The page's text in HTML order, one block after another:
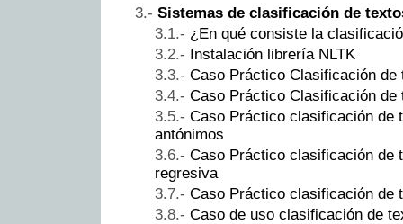
Sistemas de clasificación de
¿En qué consiste la
Instalación librería NLTK
Caso Práctico Clasificación de
Caso Práctico Clasificación
Caso Práctico clasificación de
antónimos
Caso Práctico clasificación de
regresiva
Caso Práctico clasificación de
Caso de uso clasificación de